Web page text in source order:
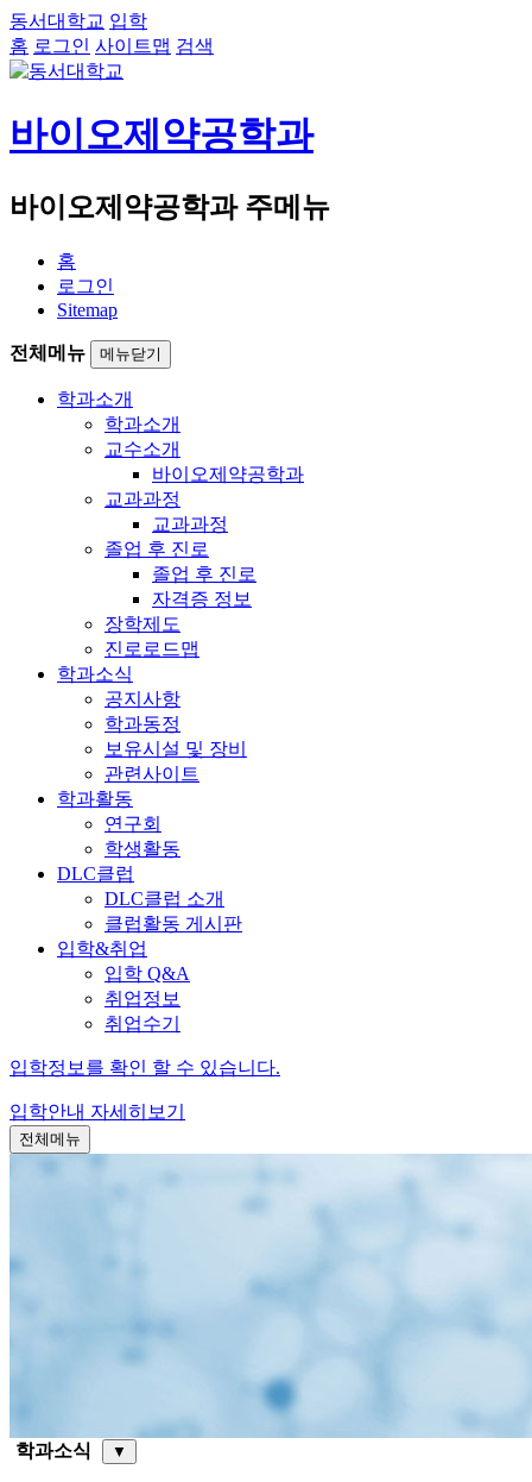
동서대학교 입학
홈 로그인 사이트맵 검색
바이오제약공학과
바이오제약공학과 주메뉴
홈
로그인
Sitemap
전체메뉴 메뉴닫기
학과소개
학과소개
교수소개
바이오제약공학과
교과과정
교과과정
졸업 후 진로
졸업 후 진로
자격증 정보
장학제도
진로로드맵
학과소식
공지사항
학과동정
보유시설 및 장비
관련사이트
학과활동
연구회
학생활동
DLC클럽
DLC클럽 소개
클럽활동 게시판
입학&취업
입학 Q&A
취업정보
취업수기
입학정보를 확인 할 수 있습니다.
입학안내 자세히보기
전체메뉴
학과소식 ▼